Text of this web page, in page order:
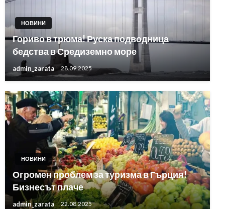
НОВИНИ
Гориво в трюма! Руска подводница
бедства в Средиземно море
admin_zarata 28.09.2025
НОВИНИ
Огромен проблем за туризма в Гърция!
Бизнесът плаче
admin_zarata 22.08.2025